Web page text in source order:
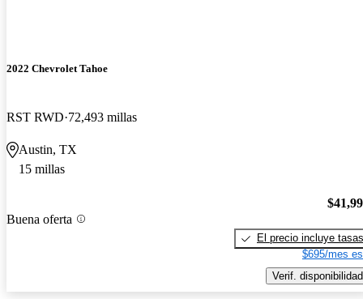
2022 Chevrolet Tahoe
RST RWD 72,493 millas
Austin, TX
15 millas
Buena oferta
El precio incluye tasas
$695/mes
Verif. disponibilidad